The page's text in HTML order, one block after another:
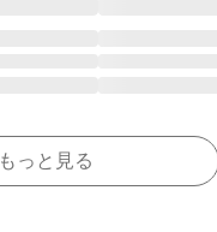
もっと見る